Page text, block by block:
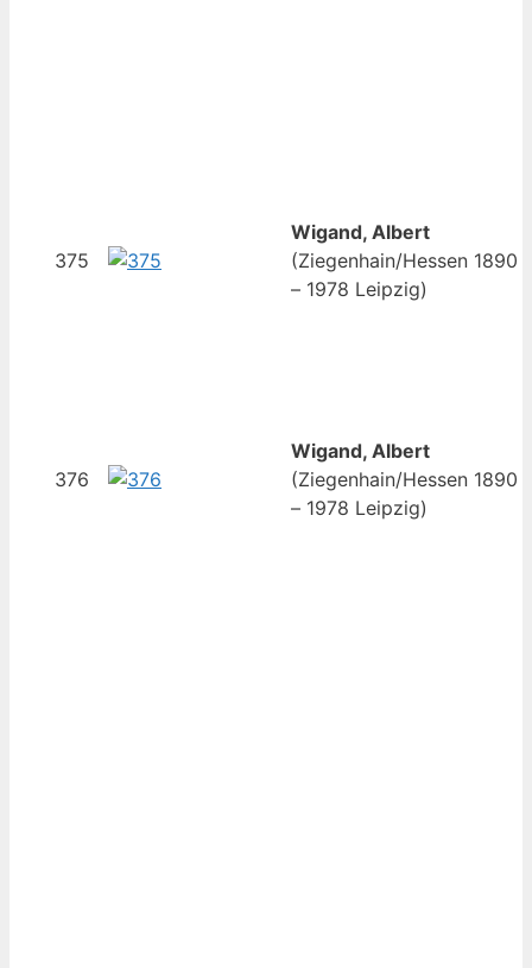
375
Wigand, Albert
(Ziegenhain/Hessen 1890
– 1978 Leipzig)
376
Wigand, Albert
(Ziegenhain/Hessen 1890
– 1978 Leipzig)